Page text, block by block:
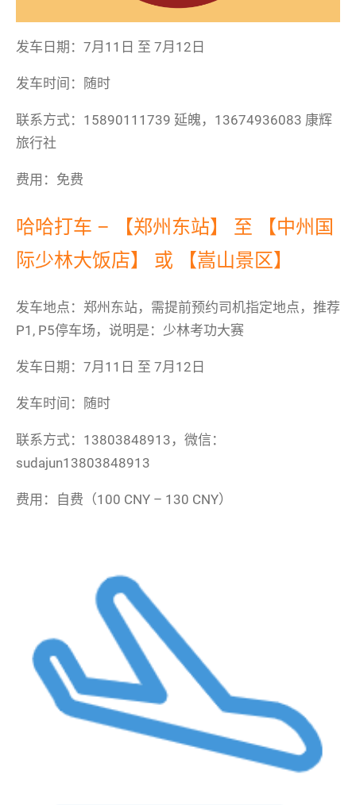
发车日期：7月11日 至 7月12日
发车时间：随时
联系方式：15890111739 延魄，13674936083 康辉
旅行社
费用：免费
哈哈打车 – 【郑州东站】 至 【中州国
际少林大饭店】 或 【嵩山景区】
发车地点：郑州东站，需提前预约司机指定地点，推荐
P1, P5停车场，说明是：少林考功大赛
发车日期：7月11日 至 7月12日
发车时间：随时
联系方式：13803848913，微信：
sudajun13803848913
费用：自费（100 CNY – 130 CNY）